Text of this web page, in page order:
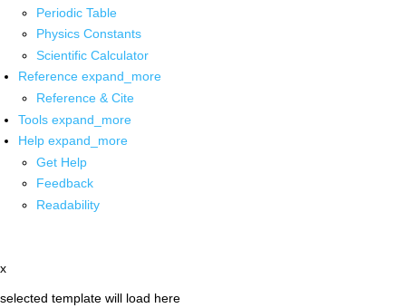
Periodic Table
Physics Constants
Scientific Calculator
Reference expand_more
Reference & Cite
Tools expand_more
Help expand_more
Get Help
Feedback
Readability
x
selected template will load here